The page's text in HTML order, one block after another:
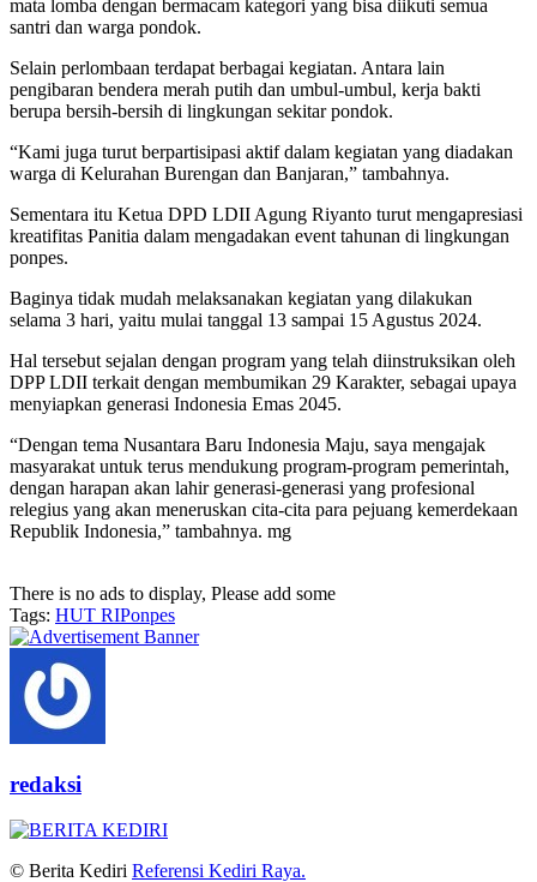
mata lomba dengan bermacam kategori yang bisa diikuti semua
santri dan warga pondok.
Selain perlombaan terdapat berbagai kegiatan. Antara lain
pengibaran bendera merah putih dan umbul-umbul, kerja bakti
berupa bersih-bersih di lingkungan sekitar pondok.
“Kami juga turut berpartisipasi aktif dalam kegiatan yang diadakan
warga di Kelurahan Burengan dan Banjaran,” tambahnya.
Sementara itu Ketua DPD LDII Agung Riyanto turut mengapresiasi
kreatifitas Panitia dalam mengadakan event tahunan di lingkungan
ponpes.
Baginya tidak mudah melaksanakan kegiatan yang dilakukan
selama 3 hari, yaitu mulai tanggal 13 sampai 15 Agustus 2024.
Hal tersebut sejalan dengan program yang telah diinstruksikan oleh
DPP LDII terkait dengan membumikan 29 Karakter, sebagai upaya
menyiapkan generasi Indonesia Emas 2045.
“Dengan tema Nusantara Baru Indonesia Maju, saya mengajak
masyarakat untuk terus mendukung program-program pemerintah,
dengan harapan akan lahir generasi-generasi yang profesional
relegius yang akan meneruskan cita-cita para pejuang kemerdekaan
Republik Indonesia,” tambahnya. mg
There is no ads to display, Please add some
Tags: HUT RIPonpes
redaksi
© Berita Kediri Referensi Kediri Raya.